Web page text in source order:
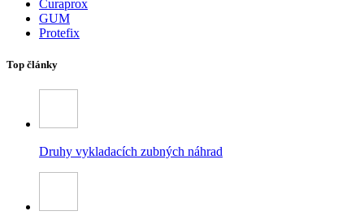
Curaprox
GUM
Protefix
Top články
Druhy vykladacích zubných náhrad